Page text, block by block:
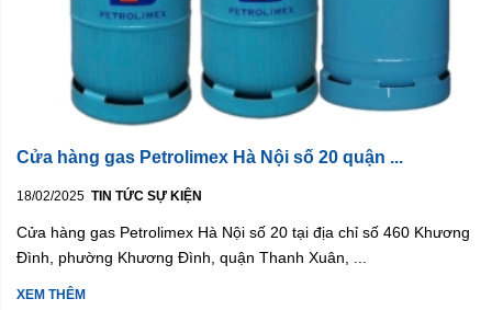
Cửa hàng gas Petrolimex Hà Nội số 20 quận ...
18/02/2025 TIN TỨC SỰ KIỆN
Cửa hàng gas Petrolimex Hà Nội số 20 tại địa chỉ số 460 Khương
Đình, phường Khương Đình, quận Thanh Xuân, ...
XEM THÊM